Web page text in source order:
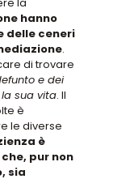
hanno
delle ceneri
.
di trovare
e dei
sua vita. Il
è
le diverse
è
pur non
sia